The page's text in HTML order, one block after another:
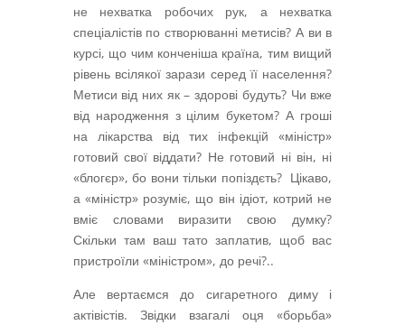
не нехватка робочих рук, а нехватка
спеціалістів по створюванні метисів? А ви в
курсі, що чим конченіша країна, тим вищий
рівень всілякої зарази серед її населення?
Метиси від них як – здорові будуть? Чи вже
від народження з цілим букетом? А гроші
на лікарства від тих інфекцій «міністр»
готовий свої віддати? Не готовий ні він, ні
«блогєр», бо вони тільки попіздєть? Цікаво,
а «міністр» розуміє, що він ідіот, котрий не
вміє словами виразити свою думку?
Скільки там ваш тато заплатив, щоб вас
пристроїли «міністром», до речі?..
Але вертаємся до сигаретного диму і
актівістів. Звідки взагалі оця «борьба»